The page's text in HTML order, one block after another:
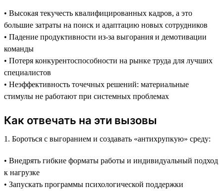
• Высокая текучесть квалифицированных кадров, а это
большие затраты на поиск и адаптацию новых сотрудников
• Падение продуктивности из-за выгорания и демотивации
команды
• Потеря конкурентоспособности на рынке труда для лучших
специалистов
• Неэффективность точечных решений: материальные
стимулы не работают при системных проблемах
Как отвечать на эти вызовы
1. Бороться с выгоранием и создавать «антихрупкую» среду:
• Внедрять гибкие форматы работы и индивидуальный подход
к нагрузке
• Запускать программы психологической поддержки